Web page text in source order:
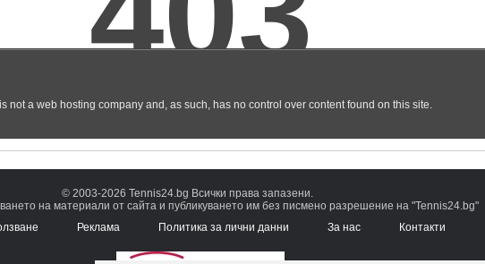
© 2003-2026 Tennis24.bg Всички права запазени.
на материали от сайта и публикуването им без писмено разрешение на "Tennis24.bg"
Реклама Политика за лични данни За нас Контакти